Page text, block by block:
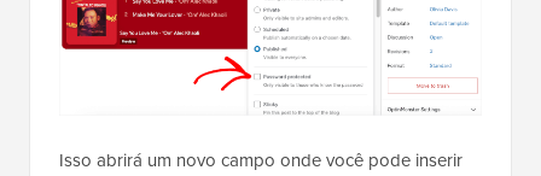
Isso abrirá um novo campo onde você pode inserir